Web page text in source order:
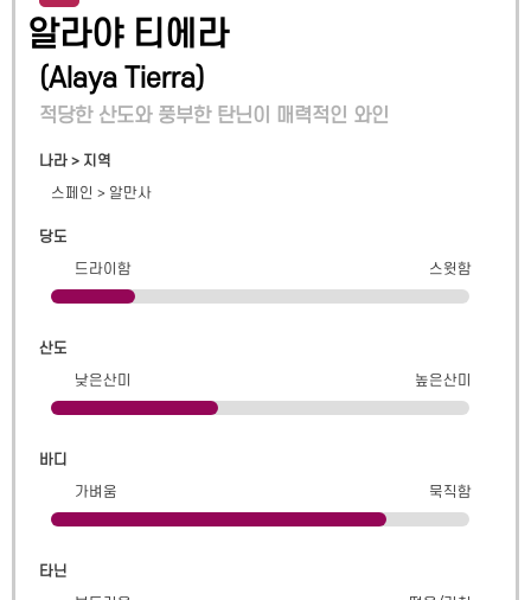
알라야 티에라
(Alaya Tierra)
적당한 산도와 풍부한 탄닌이 매력적인 와인
나라 > 지역
스페인 > 알만사
당도
드라이함
스윗함
산도
낮은산미
높은산미
바디
가벼움
묵직함
타닌